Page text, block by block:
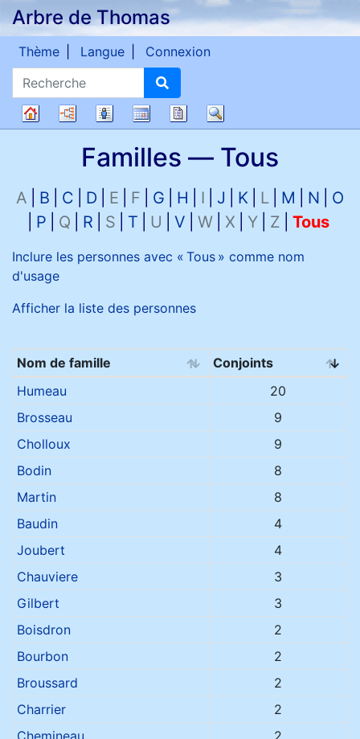
Passer au contenu
Arbre de Thomas
Recherche
Thème Langue Connexion
généalogique
Diagrammes
Listes CalendrierRapports
Familles — Tous
A B C D E F G H I J K L M N
O
P
Q R S T U V W X Y Z Tous
Inclure les personnes avec « Tous » comme nom
d'usage
Afficher la liste des personnes
Noms de famille
Nom de famille
Conjoints
Humeau
20
Brosseau
9
Cholloux
9
Bodin
8
Martin
8
Baudin
4
Joubert
4
Chauviere
3
Gilbert
3
Boisdron
2
Bourbon
2
Broussard
2
Charrier
2
Chemineau
2